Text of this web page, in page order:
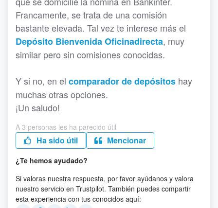
Francamente, se trata de una comisión
bastante elevada. Tal vez te interese más el
Depósito Bienvenida Oficinadirecta, muy
similar pero sin comisiones conocidas.
Y si no, en el comparador de depósitos hay
muchas otras opciones.
¡Un saludo!
A 3 personas les ha parecido útil
Ha sido útil Mencionar
¿Te hemos ayudado?
Si valoras nuestra respuesta, por favor ayúdanos y valora
nuestro servicio en Trustpilot. También puedes compartir
esta experiencia con tus conocidos aquí: